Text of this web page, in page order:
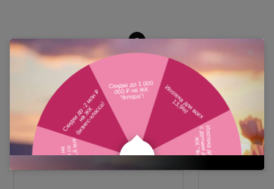
Похожие планировки